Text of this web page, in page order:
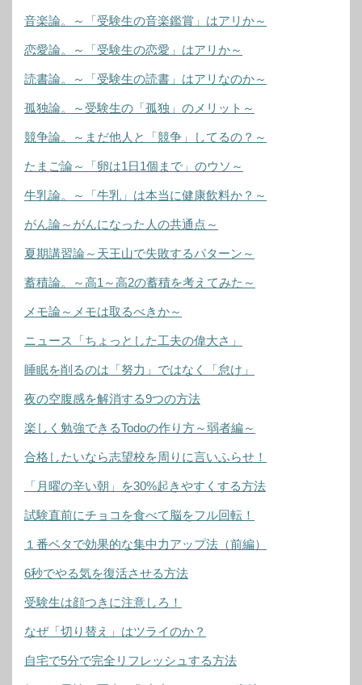
音楽論。～「受験生の音楽鑑賞」はアリか～
恋愛論。～「受験生の恋愛」はアリか～
読書論。～「受験生の読書」はアリなのか～
孤独論。～受験生の「孤独」のメリット～
競争論。～まだ他人と「競争」してるの？～
たまご論～「卵は1日1個まで」のウソ～
牛乳論。～「牛乳」は本当に健康飲料か？～
がん論～がんになった人の共通点～
夏期講習論～天王山で失敗するパターン～
蓄積論。～高1～高2の蓄積を考えてみた～
メモ論～メモは取るべきか～
ニュース「ちょっとした工夫の偉大さ」
睡眠を削るのは「努力」ではなく「怠け」
夜の空腹感を解消する9つの方法
楽しく勉強できるTodoの作り方～弱者編～
合格したいなら志望校を周りに言いふらせ！
「月曜の辛い朝」を30%起きやすくする方法
試験直前にチョコを食べて脳をフル回転！
１番ベタで効果的な集中力アップ法（前編）
6秒でやる気を復活させる方法
受験生は顔つきに注意しろ！
なぜ「切り替え」はツライのか？
自宅で5分で完全リフレッシュする方法